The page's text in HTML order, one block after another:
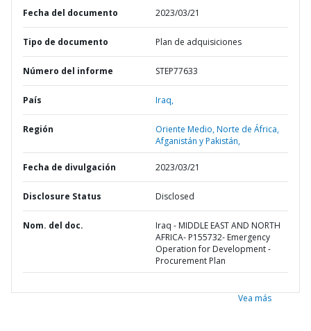
Fecha del documento 2023/03/21
Tipo de documento Plan de adquisiciones
Número del informe STEP77633
País Iraq,
Región
Oriente Medio, Norte de África,
Afganistán y Pakistán,
Fecha de divulgación 2023/03/21
Disclosure Status Disclosed
Nom. del doc.
Iraq - MIDDLE EAST AND NORTH
AFRICA- P155732- Emergency
Operation for Development -
Procurement Plan
Vea más